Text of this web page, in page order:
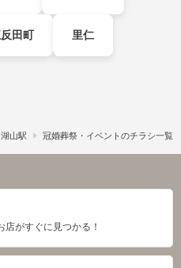
田町 里仁
湖山駅 冠婚葬祭・イベントのチラシ一覧
がすぐに見つかる！